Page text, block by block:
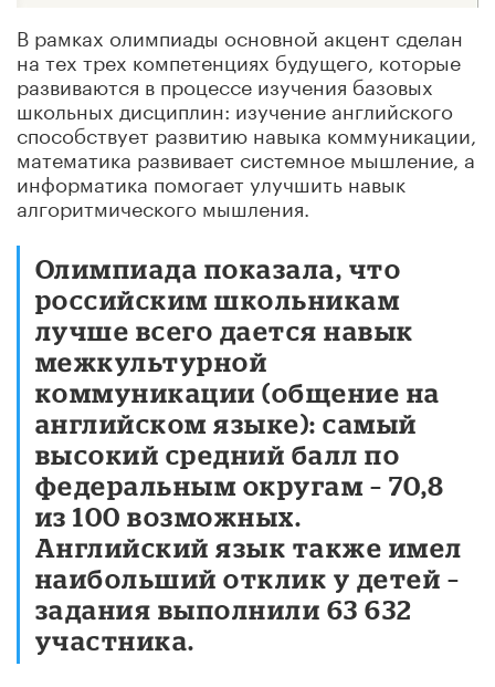
В рамках олимпиады основной акцент сделан
на тех трех компетенциях будущего, которые
развиваются в процессе изучения базовых
школьных дисциплин: изучение английского
способствует развитию навыка коммуникации,
математика развивает системное мышление, а
информатика помогает улучшить навык
алгоритмического мышления.
Олимпиада показала, что
российским школьникам
лучше всего дается навык
межкультурной
коммуникации (общение на
английском языке): самый
высокий средний балл по
федеральным округам – 70,8
из 100 возможных.
Английский язык также имел
наибольший отклик у детей –
задания выполнили 63 632
участника.